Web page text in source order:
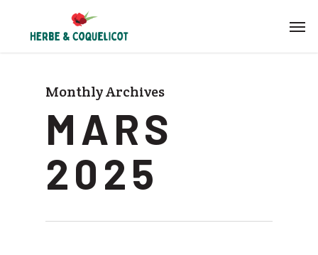
Menu
Monthly Archives
MARS
2025